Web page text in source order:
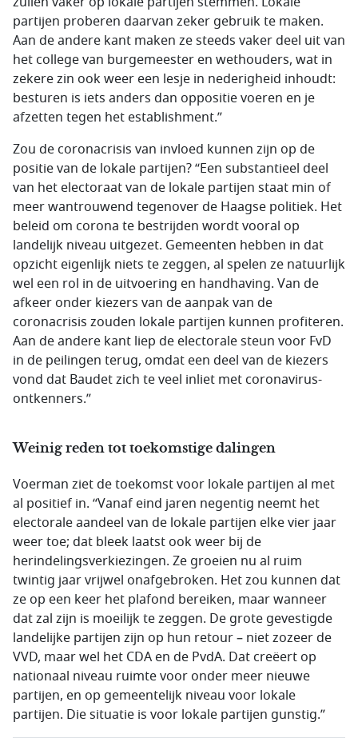
partijen proberen daarvan zeker gebruik te maken.
Aan de andere kant maken ze steeds vaker deel uit van
het college van burgemeester en wethouders, wat in
zekere zin ook weer een lesje in nederigheid inhoudt:
besturen is iets anders dan oppositie voeren en je
afzetten tegen het establishment.”
Zou de coronacrisis van invloed kunnen zijn op de
positie van de lokale partijen? “Een substantieel deel
van het electoraat van de lokale partijen staat min of
meer wantrouwend tegenover de Haagse politiek. Het
beleid om corona te bestrijden wordt vooral op
landelijk niveau uitgezet. Gemeenten hebben in dat
opzicht eigenlijk niets te zeggen, al spelen ze natuurlijk
wel een rol in de uitvoering en handhaving. Van de
afkeer onder kiezers van de aanpak van de
coronacrisis zouden lokale partijen kunnen profiteren.
Aan de andere kant liep de electorale steun voor FvD
in de peilingen terug, omdat een deel van de kiezers
vond dat Baudet zich te veel inliet met coronavirus-
ontkenners.”
Weinig reden tot toekomstige dalingen
Voerman ziet de toekomst voor lokale partijen al met
al positief in. “Vanaf eind jaren negentig neemt het
electorale aandeel van de lokale partijen elke vier jaar
weer toe; dat bleek laatst ook weer bij de
herindelingsverkiezingen. Ze groeien nu al ruim
twintig jaar vrijwel onafgebroken. Het zou kunnen dat
ze op een keer het plafond bereiken, maar wanneer
dat zal zijn is moeilijk te zeggen. De grote gevestigde
landelijke partijen zijn op hun retour – niet zozeer de
VVD, maar wel het CDA en de PvdA. Dat creëert op
nationaal niveau ruimte voor onder meer nieuwe
partijen, en op gemeentelijk niveau voor lokale
partijen. Die situatie is voor lokale partijen gunstig.”